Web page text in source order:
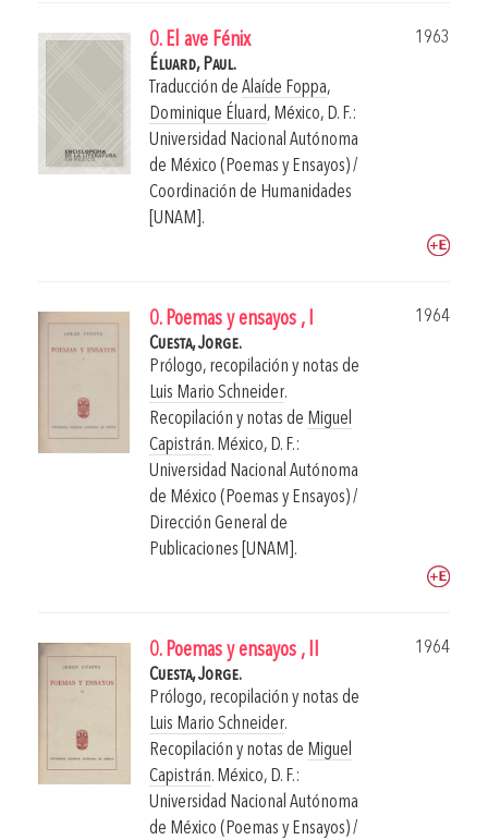
0. El ave Fénix
1963
Éluard, Paul.
Traducción de Alaíde Foppa,
Dominique Éluard, México, D. F.:
Universidad Nacional Autónoma
de México (Poemas y Ensayos) /
Coordinación de Humanidades
[UNAM].
0. Poemas y ensayos , I
1964
Cuesta, Jorge.
Prólogo, recopilación y notas de
Luis Mario Schneider.
Recopilación y notas de Miguel
Capistrán. México, D. F.:
Universidad Nacional Autónoma
de México (Poemas y Ensayos) /
Dirección General de
Publicaciones [UNAM].
0. Poemas y ensayos , II
1964
Cuesta, Jorge.
Prólogo, recopilación y notas de
Luis Mario Schneider.
Recopilación y notas de Miguel
Capistrán. México, D. F.:
Universidad Nacional Autónoma
de México (Poemas y Ensayos) /